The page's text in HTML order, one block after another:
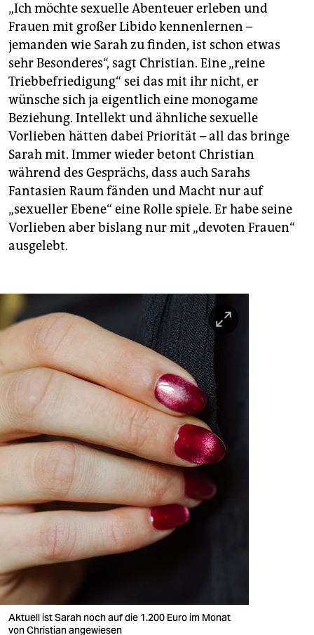
„Ich möchte sexuelle Abenteuer erleben und
Frauen mit großer Libido kennenlernen –
jemanden wie Sarah zu finden, ist schon etwas
sehr Besonderes“, sagt Christian. Eine „reine
Triebbefriedigung“ sei das mit ihr nicht, er
wünsche sich ja eigentlich eine monogame
Beziehung. Intellekt und ähnliche sexuelle
Vorlieben hätten dabei Priorität – all das bringe
Sarah mit. Immer wieder betont Christian
während des Gesprächs, dass auch Sarahs
Fantasien Raum fänden und Macht nur auf
„sexueller Ebene“ eine Rolle spiele. Er habe seine
Vorlieben aber bislang nur mit „devoten Frauen“
ausgelebt.
Aktuell ist Sarah noch auf die 1.200 Euro im Monat
von Christian angewiesen